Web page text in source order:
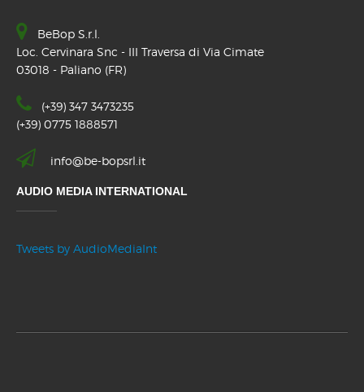
BeBop S.r.l.
Loc. Cervinara Snc - III Traversa di Via Cimate
03018 - Paliano (FR)
(+39) 347 3473235
(+39) 0775 1888571
info@be-bopsrl.it
AUDIO MEDIA INTERNATIONAL
Tweets by AudioMediaInt